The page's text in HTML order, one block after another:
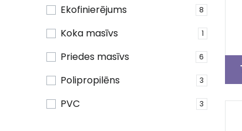
Ekofinierējums 8
Koka masīvs 1
Priedes masīvs 6
Polipropilēns 3
PVC 3